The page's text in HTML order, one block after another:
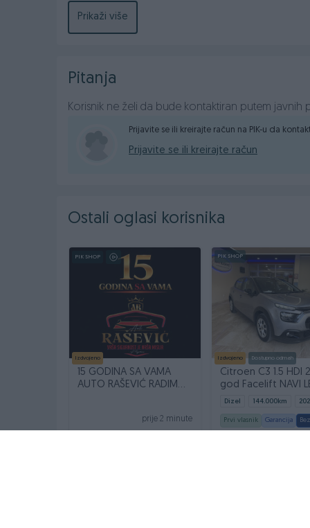
https://www.autorasevic.com
Mobilni FBIH: +387 62 251 111
Prikaži više
Pitanja
Korisnik ne želi da bude kontaktiran putem javnih
Prijavite se ili kreirajte račun na PIK-u da
Prijavite se ili kreirajte račun
Ostali oglasi korisnika
PIK SHOP
Izdvojeno
15 GODINA SA VAMA
AUTO RAŠEVIĆ RADIMO
prije 2 minute
PIK SHOP
Izdvojeno Dostupno odmah
Citroen C3 1.5 HDI
god Facelift NAVI
Dizel 144.000km
Prvi vlasnik Garancija